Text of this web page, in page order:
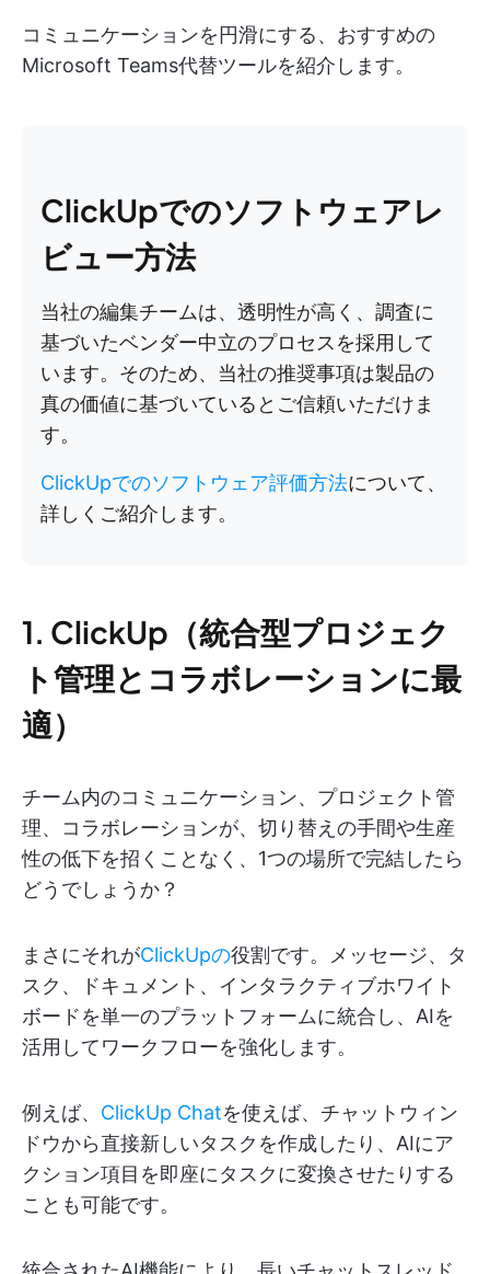
コミュニケーションを円滑にする、おすすめの
Microsoft Teams代替ツールを紹介します。
ClickUpでのソフトウェアレ
ビュー方法
当社の編集チームは、透明性が高く、調査に
基づいたベンダー中立のプロセスを採用して
います。そのため、当社の推奨事項は製品の
真の価値に基づいているとご信頼いただけま
す。
ClickUpでのソフトウェア評価方法について、
詳しくご紹介します。
1. ClickUp（統合型プロジェク
ト管理とコラボレーションに最
適）
チーム内のコミュニケーション、プロジェクト管
理、コラボレーションが、切り替えの手間や生産
性の低下を招くことなく、1つの場所で完結したら
どうでしょうか？
まさにそれがClickUpの役割です。メッセージ、タ
スク、ドキュメント、インタラクティブホワイト
ボードを単一のプラットフォームに統合し、AIを
活用してワークフローを強化します。
例えば、 ClickUp Chatを使えば、チャットウィン
ドウから直接新しいタスクを作成したり、AIにア
クション項目を即座にタスクに変換させたりする
ことも可能です。